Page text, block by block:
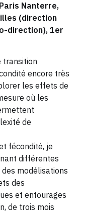
Nanterre,
(direction
direction), 1er
transition
encore très
les effets de
où les
de
fécondité, je
différentes
modélisations
des
et entourages
de trois mois